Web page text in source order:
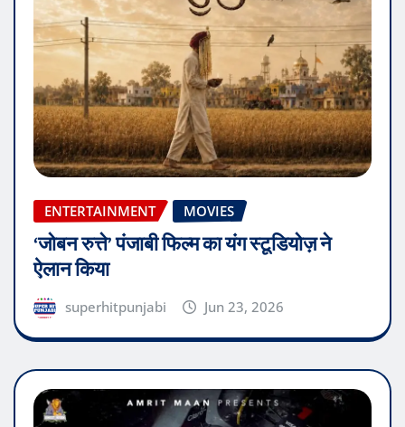
ENTERTAINMENT MOVIES
‘जोबन रुत्ते’ पंजाबी फिल्म का यंग स्टूडियोज़ ने
ऐलान किया
superhitpunjabi Jun 23, 2026